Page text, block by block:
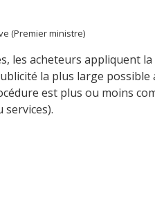
(Premier ministre)
les acheteurs appliquent
la plus large
est plus ou moins